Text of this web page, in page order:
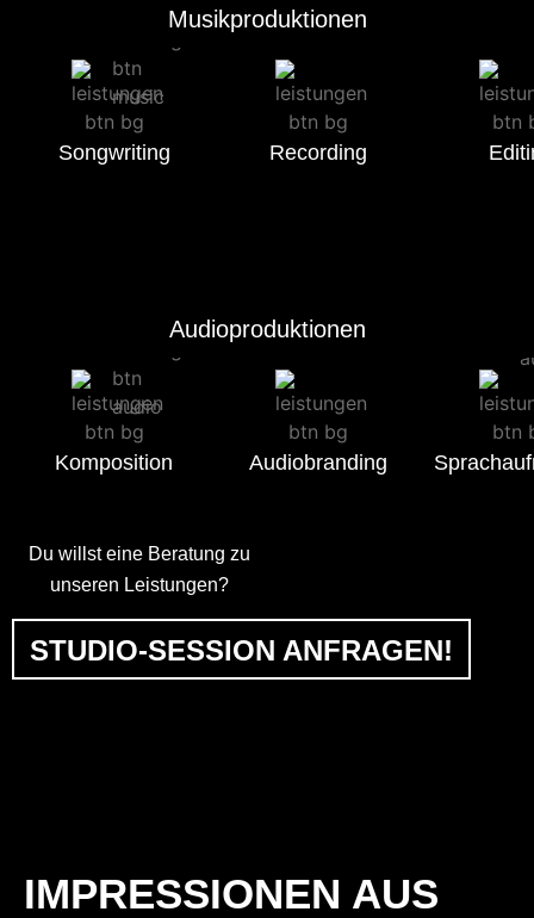
Musikproduktionen
Songwriting Recording
Audioproduktionen
Komposition Audiobranding
Du willst eine Beratung zu
unseren Leistungen?
STUDIO-SESSION ANFRAGEN!
IMPRESSIONEN AUS